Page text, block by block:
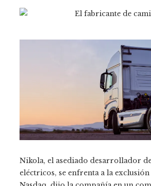
Nikola, el asediado desarrollador
eléctricos, se enfrenta a la